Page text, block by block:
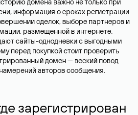
информация о сроках регистрации
сделок, выборе партнеров и
размещенной в интернете.
сайты-однодневки с выгодными
перед покупкой стоит проверить
домен — веский повод
авторов сообщения.
зарегистрирован